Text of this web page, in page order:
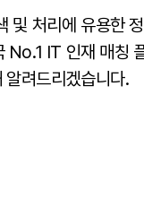
및 처리에 유용한
No.1 IT 인재 매칭
알려드리겠습니다.